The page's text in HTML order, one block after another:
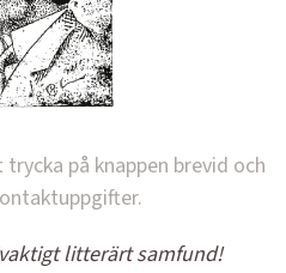
på knappen brevid och
litterärt samfund!